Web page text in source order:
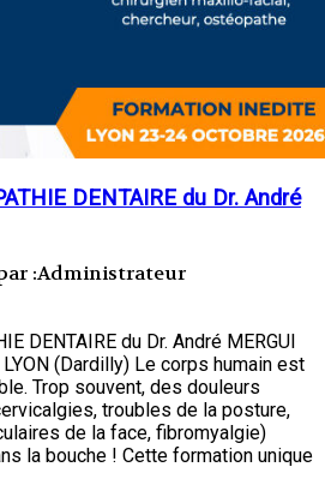
DENTAIRE du Dr. André
:Administrateur
DENTAIRE du Dr. André MERGUI
(Dardilly) Le corps humain est
Trop souvent, des douleurs
troubles de la posture,
de la face, fibromyalgie)
la bouche ! Cette formation unique